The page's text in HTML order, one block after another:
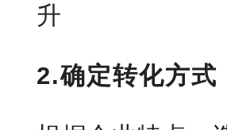
升
2.确定转化方式